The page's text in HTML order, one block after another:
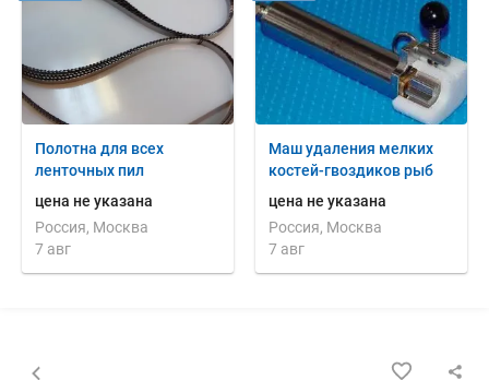
Полотна для всех
ленточных пил
цена не указана
Россия, Москва
7 авг
Маш удаления мелких
костей-гвоздиков рыб
цена не указана
Россия, Москва
7 авг
Назад к списку объявлений